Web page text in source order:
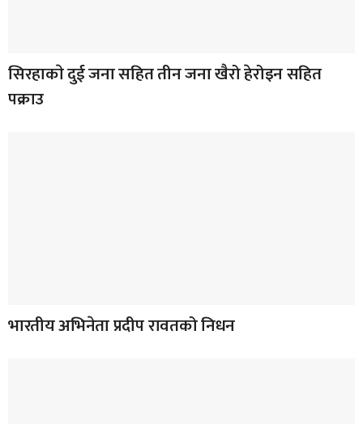
सिरहाकाे दुई जना सहित तीन जना खैरो हेरोइन सहित
पक्राउ
भारतीय अभिनेता प्रदीप रावतको निधन